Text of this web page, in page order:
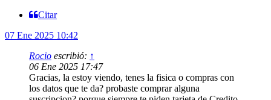
Citar
07 Ene 2025 10:42
Rocio escribió: ↑
06 Ene 2025 17:47
Gracias, la estoy viendo, tenes la fisica o compras con
los datos que te da? probaste comprar alguna